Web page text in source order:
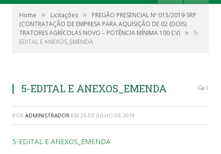
Home » Licitações »
PREGÃO PRESENCIAL Nº 015/2019-SRP
(CONTRATAÇÃO DE EMPRESA PARA AQUISIÇÃO DE 02 (DOIS)
TRATORES AGRÍCOLAS NOVO – POTÊNCIA MÍNIMA 100 CV) »
5-
EDITAL E ANEXOS_EMENDA
5-EDITAL E ANEXOS_EMENDA 0
POR ADMINISTRADOR EM 26 DE JULHO DE 2019
5-EDITAL E ANEXOS_EMENDA